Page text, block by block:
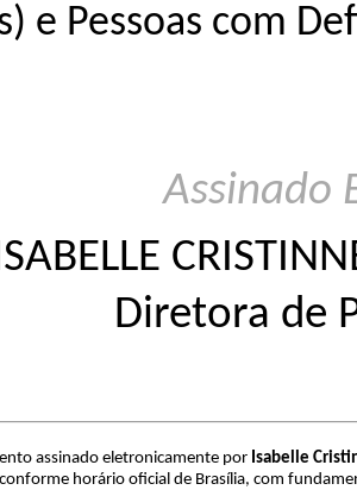
e Pessoas com
Assinado
Diretora de
assinado eletronicamente por Isabelle
horário oficial de Brasília, com